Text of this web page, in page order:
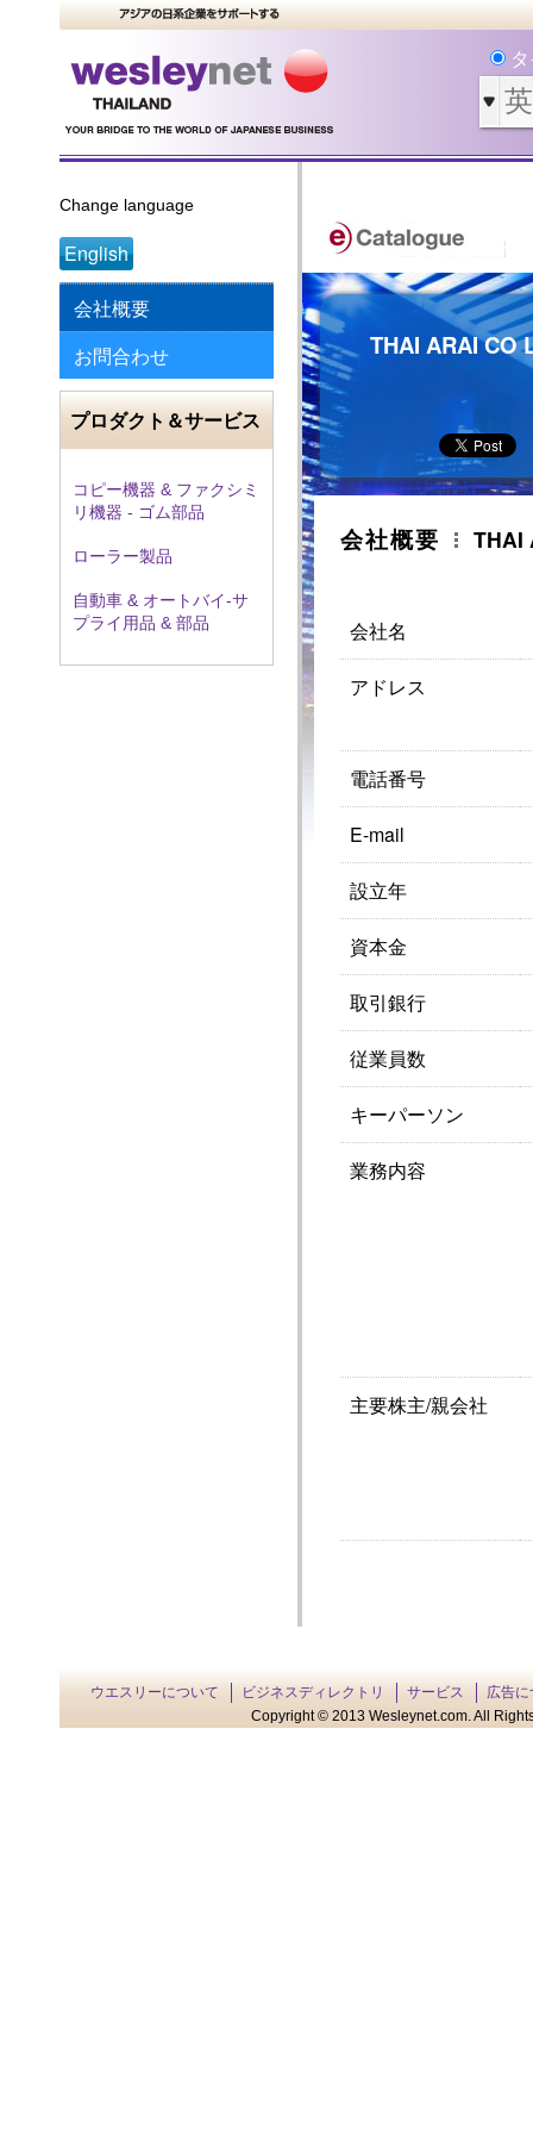
Change language
English
会社概要
お問合わせ
プロダクト＆サービス
コピー機器 & ファクシミ
リ機器 - ゴム部品
ローラー製品
自動車 & オートバイ‐サ
プライ用品 & 部品
THAI ARAI CO
会社概要 THAI
会社名
アドレス
電話番号
E-mail
設立年
資本金
取引銀行
従業員数
キーパーソン
業務内容
主要株主/親会社
ウエスリーについて ビジネスディレクトリ サービス
広告に
Copyright © 2013 Wesleynet.com. All